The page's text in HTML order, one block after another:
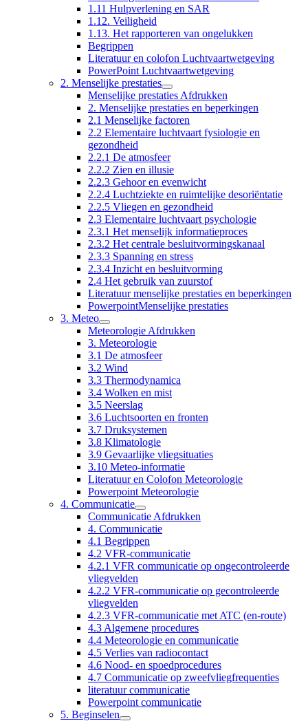
1.11 Hulpverlening en SAR
1.12. Veiligheid
1.13. Het rapporteren van ongelukken
Begrippen
Literatuur en colofon Luchtvaartwetgeving
PowerPoint Luchtvaartwetgeving
2. Menselijke prestaties
Menselijke prestaties Afdrukken
2. Menselijke prestaties en beperkingen
2.1 Menselijke factoren
2.2 Elementaire luchtvaart fysiologie en
gezondheid
2.2.1 De atmosfeer
2.2.2 Zien en illusie
2.2.3 Gehoor en evenwicht
2.2.4 Luchtziekte en ruimtelijke desoriëntatie
2.2.5 Vliegen en gezondheid
2.3 Elementaire luchtvaart psychologie
2.3.1 Het menselijk informatieproces
2.3.2 Het centrale besluitvormingskanaal
2.3.3 Spanning en stress
2.3.4 Inzicht en besluitvorming
2.4 Het gebruik van zuurstof
Literatuur menselijke prestaties en beperkingen
PowerpointMenselijke prestaties
3. Meteo
Meteorologie Afdrukken
3. Meteorologie
3.1 De atmosfeer
3.2 Wind
3.3 Thermodynamica
3.4 Wolken en mist
3.5 Neerslag
3.6 Luchtsoorten en fronten
3.7 Druksystemen
3.8 Klimatologie
3.9 Gevaarlijke vliegsituaties
3.10 Meteo-informatie
Literatuur en Colofon Meteorologie
Powerpoint Meteorologie
4. Communicatie
Communicatie Afdrukken
4. Communicatie
4.1 Begrippen
4.2 VFR-communicatie
4.2.1 VFR communicatie op ongecontroleerde
vliegvelden
4.2.2 VFR-communicatie op gecontroleerde
vliegvelden
4.2.3 VFR-communicatie met ATC (en-route)
4.3 Algemene procedures
4.4 Meteorologie en communicatie
4.5 Verlies van radiocontact
4.6 Nood- en spoedprocedures
4.7 Communicatie op zweefvliegfrequenties
literatuur communicatie
Powerpoint communicatie
5. Beginselen